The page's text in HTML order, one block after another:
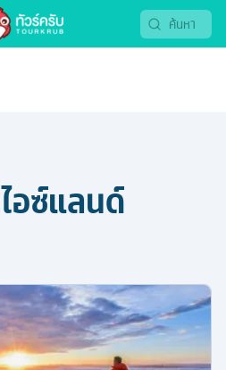
ไอซ์แลนด์